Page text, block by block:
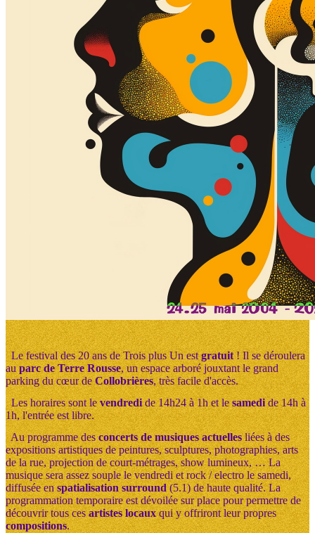
Le festival des 20 ans de Trois plus Un estgratuit! Il se déroulera
auparc de Terre Rousse, un espace arboré jouxtant le grand
parking du cœur deCollobrières, très facile d'accès.
Les horaires sont levendredide 14h24 à 1h et lesamedide 14h à
1h, l'entrée est libre.
Au programme desconcerts de musiques actuellesliées à des
expositions artistiques de peintures, sculptures, photographies, arts
de la rue, projection de court-métrages, show lumineux, … La
musique sera assez souple le vendredi et rock / electro le samedi,
diffusée enspatialisation surround(5.1) de haute qualité. La
programmation temporaire est dévoilée sur place pour permettre de
découvrir tous cesartistes locauxqui y offriront leur propres
compositions.